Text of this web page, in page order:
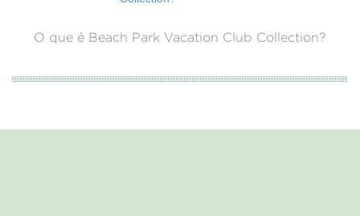
O que é Beach Park Vacation Club Collection?